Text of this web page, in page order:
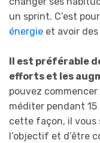
un sprint. C’est
énergie et avoir
Il est préférable
efforts et les
pouvez
méditer pendant
cette façon, il vous
l’objectif et d’être